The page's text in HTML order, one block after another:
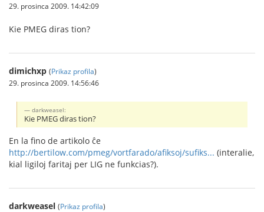
29. prosinca 2009. 14:42:09
Kie PMEG diras tion?
dimichxp (Prikaz profila)
29. prosinca 2009. 14:56:46
darkweasel:
Kie PMEG diras tion?
En la fino de artikolo ĉe
http://bertilow.com/pmeg/vortfarado/afiksoj/sufiks... (interalie,
kial ligiloj faritaj per LIG ne funkcias?).
darkweasel (Prikaz profila)